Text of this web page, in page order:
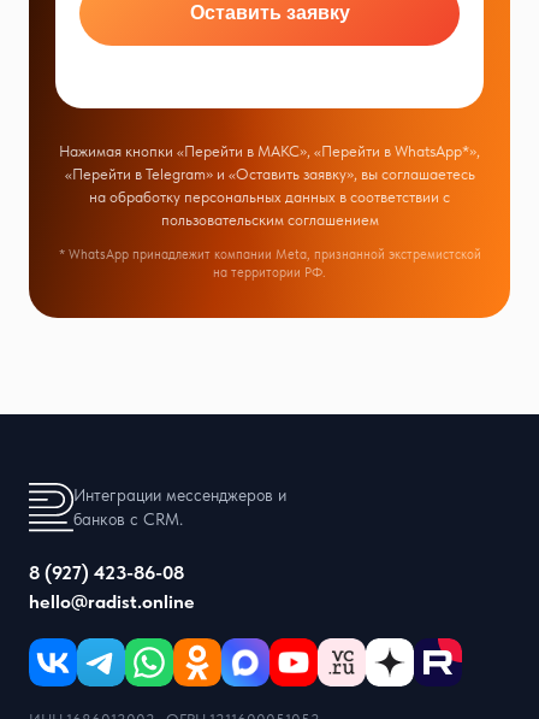
Оставить заявку
Нажимая кнопки «Перейти в МАКС», «Перейти в WhatsApp*»,
«Перейти в Telegram» и «Оставить заявку», вы соглашаетесь
на обработку персональных данных в соответствии с
пользовательским соглашением
* WhatsApp принадлежит компании Meta, признанной экстремистской
на территории РФ.
Интеграции мессенджеров и
банков с CRM.
8 (927) 423-86-08
hello@radist.online